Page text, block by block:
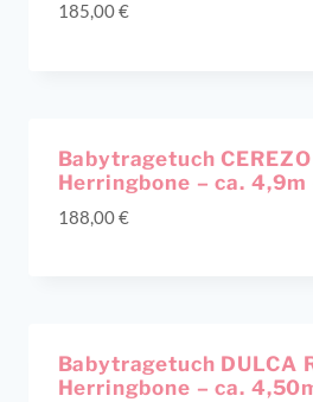
185,00€
Babytragetuch
Herringbone – ca.
188,00€
Babytragetuch DULCA
Herringbone – ca.